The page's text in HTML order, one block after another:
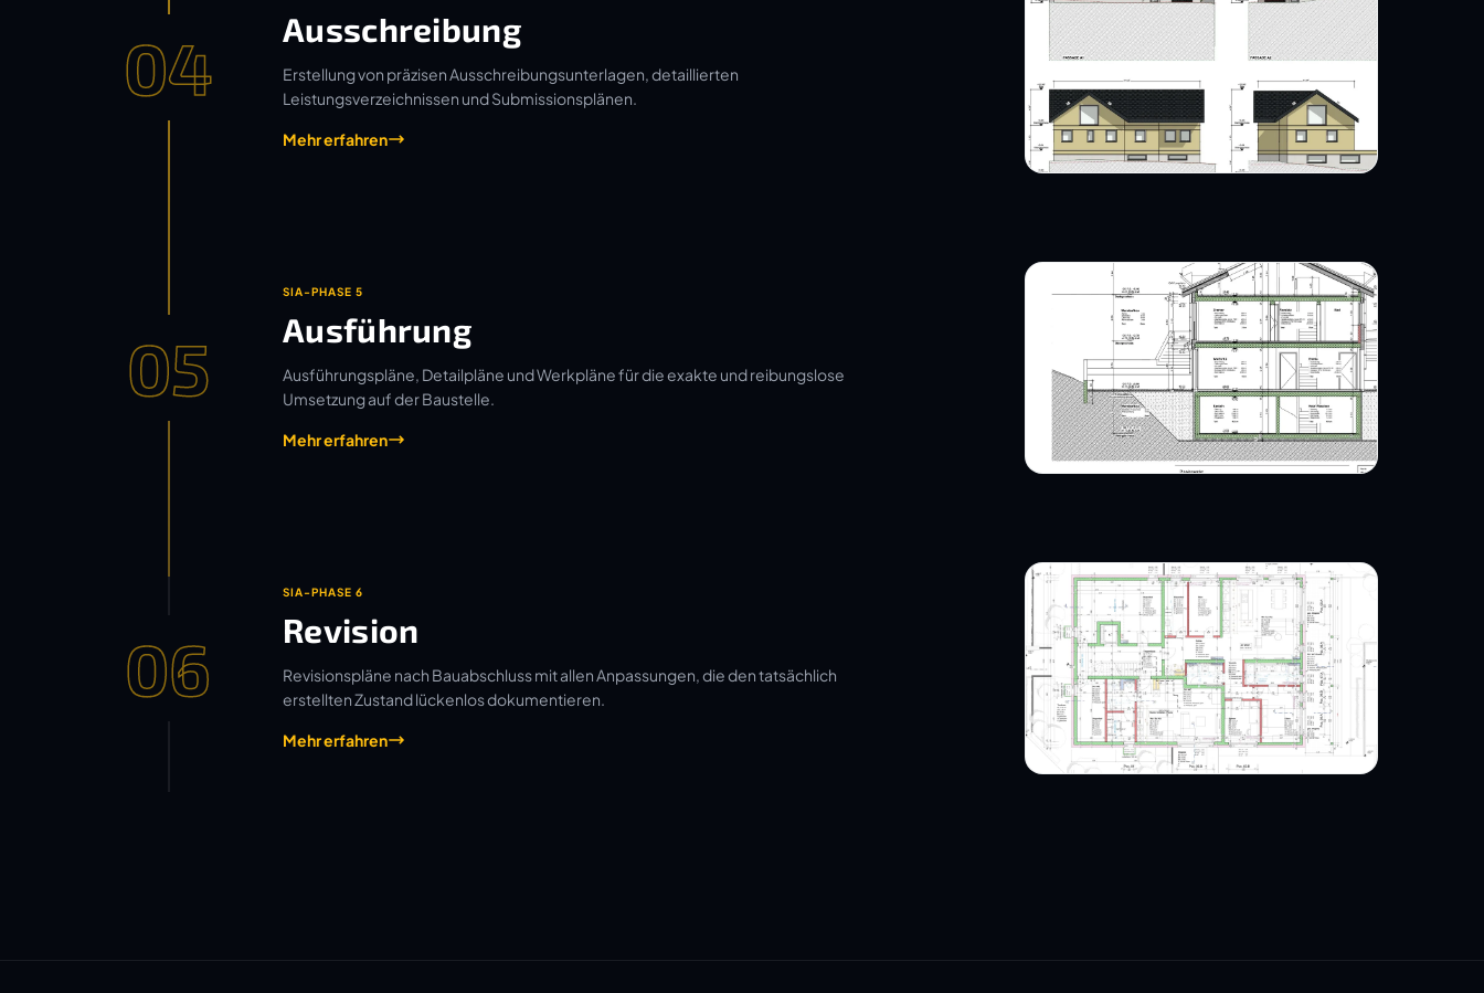
04 Ausschreibung
Erstellung von präzisen Ausschreibungsunterlagen, detaillierten
Leistungsverzeichnissen und Submissionsplänen.
Mehr erfahren
05
SIA-PHASE 5
Ausführung
Ausführungspläne, Detailpläne und Werkpläne für die exakte und reibungslose
Umsetzung auf der Baustelle.
Mehr erfahren
06
SIA-PHASE 6
Revision
Revisionspläne nach Bauabschluss mit allen Anpassungen, die den tatsächlich
erstellten Zustand lückenlos dokumentieren.
Mehr erfahren